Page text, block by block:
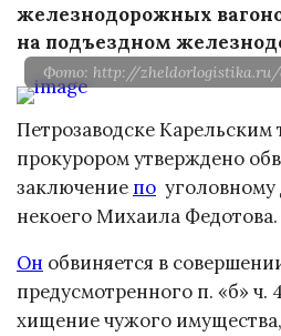
железнодорожных
на подъездном
Фото: http://zheldorlogistika.ru/
Петрозаводске
прокурором утверждено
заключение по
некоего Михаила Федотова.
Он обвиняется в
предусмотренного п. «б» ч.
хищение чужого